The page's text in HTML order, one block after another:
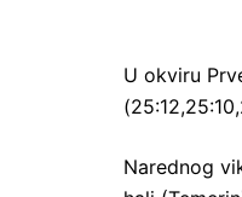
U okviru
Narednog